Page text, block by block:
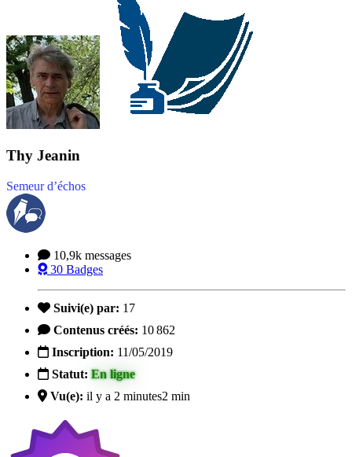
Thy Jeanin
Semeur d’échos
10,9k messages
30 Badges
Suivi(e) par: 17
Contenus créés: 10 862
Inscription: 11/05/2019
Statut: En ligne
Vu(e): il y a 2 minutes2 min